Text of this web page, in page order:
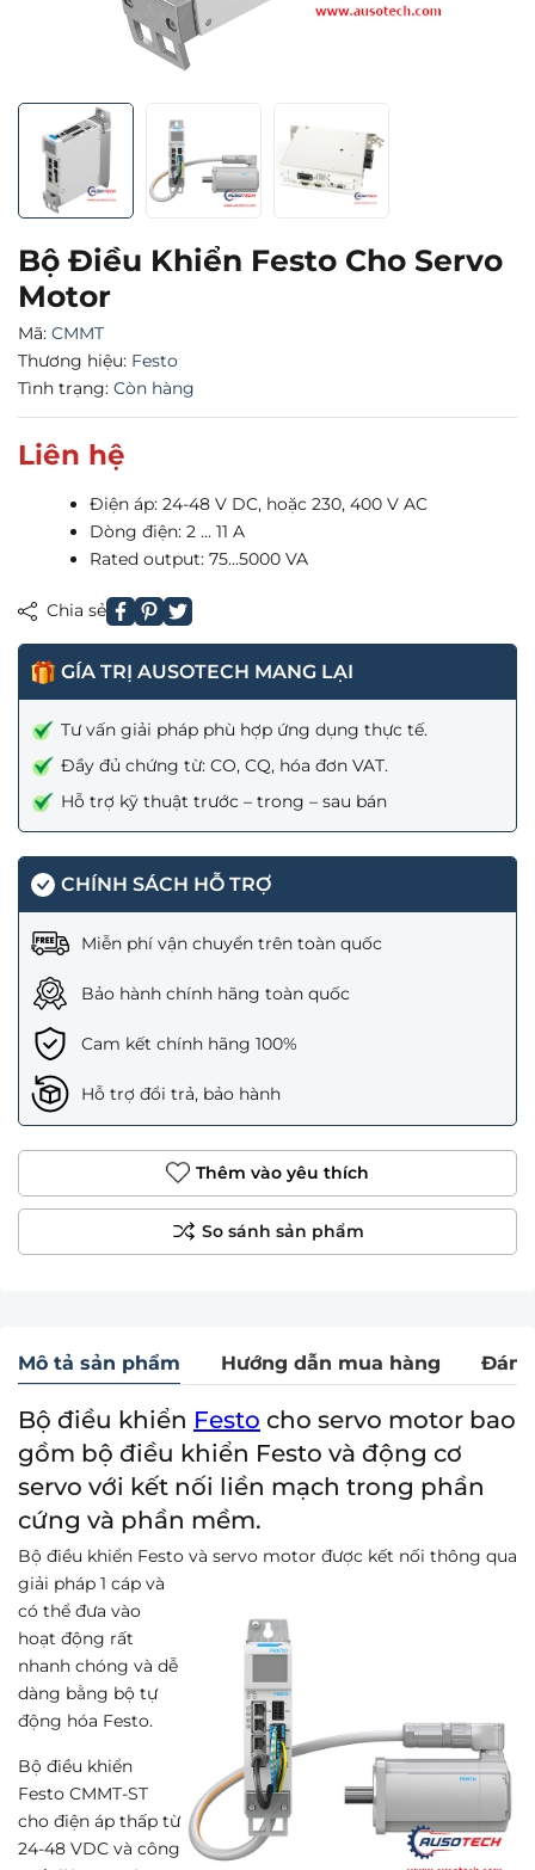
Bộ Điều Khiển Festo Cho Servo
Motor
Mã: CMMT
Thương hiệu: Festo
Tình trạng: Còn hàng
Liên hệ
Điện áp: 24-48 V DC, hoặc 230, 400 V AC
Dòng điện: 2 ... 11 A
Rated output: 75...5000 VA
Chia sẻ
GÍA TRỊ AUSOTECH MANG LẠI
Tư vấn giải pháp phù hợp ứng dụng thực tế.
Đầy đủ chứng từ: CO, CQ, hóa đơn VAT.
Hỗ trợ kỹ thuật trước – trong – sau bán
CHÍNH SÁCH HỖ TRỢ
Miễn phí vận chuyển trên toàn quốc
Bảo hành chính hãng toàn quốc
Cam kết chính hãng 100%
Hỗ trợ đổi trả, bảo hành
Thêm vào yêu thích
Mô tả sản phẩm Hướng dẫn mua hàng
Bộ điều khiển Festo cho servo motor bao
gồm bộ điều khiển Festo và động cơ
servo với kết nối liền mạch trong phần
cứng và phần mềm.
Bộ điều khiển Festo và servo motor được kết nối thông qua
giải pháp 1 cáp và
có thể đưa vào
hoạt động rất
nhanh chóng và dễ
dàng bằng bộ tự
động hóa Festo.
Bộ điều khiển
Festo CMMT-ST
cho điện áp thấp từ
24-48 VDC và công